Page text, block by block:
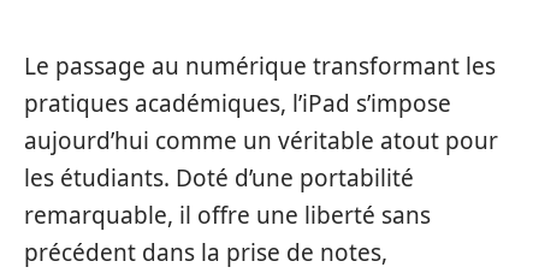
Le passage au numérique transformant les
pratiques académiques, l’iPad s’impose
aujourd’hui comme un véritable atout pour
les étudiants. Doté d’une portabilité
remarquable, il offre une liberté sans
précédent dans la prise de notes,